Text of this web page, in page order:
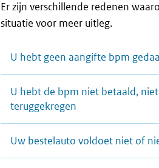
Er zijn verschillende redenen
situatie voor meer uitleg.
U hebt geen aangifte bpm
U hebt de bpm niet betaald,
teruggekregen
Uw bestelauto voldoet niet of